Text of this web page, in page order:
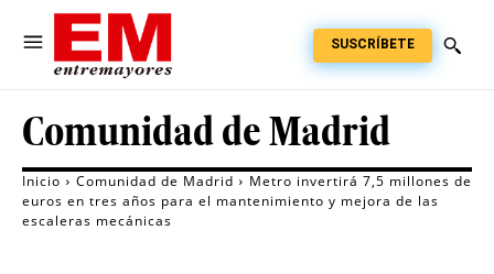
SUSCRÍBETE
Comunidad de Madrid
Inicio Comunidad de Madrid
Metro invertirá 7,5 millones de
euros en tres años para el mantenimiento y mejora de las
escaleras mecánicas